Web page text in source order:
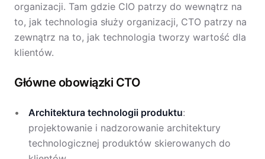
organizacji. Tam gdzie CIO patrzy do wewnątrz na
to, jak technologia służy organizacji, CTO patrzy na
zewnątrz na to, jak technologia tworzy wartość dla
klientów.
Główne obowiązki CTO
Architektura technologii produktu:
projektowanie i nadzorowanie architektury
technologicznej produktów skierowanych do